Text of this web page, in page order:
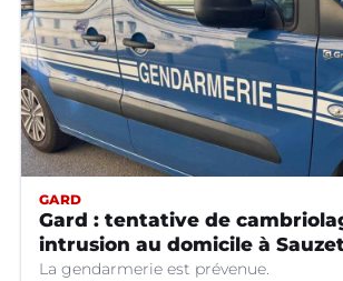
GARD
Gard : tentative de
intrusion au domicile à
La gendarmerie est prévenue.